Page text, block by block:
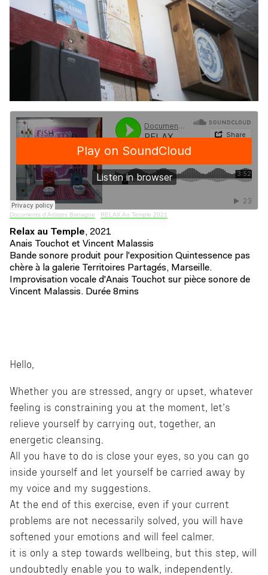
Documents d'Artistes Bretagne · RELAX Au Temple 2021
Relax au Temple, 2021
Anais Touchot et Vincent Malassis
Bande sonore produit pour l'exposition Quintessence pas
chère à la galerie Territoires Partagés, Marseille.
Improvisation vocale d'Anais Touchot sur pièce sonore de
Vincent Malassis. Durée 8mins
Hello,
Whether you are stressed, angry or upset, whatever
feeling is constraining you at the moment, let’s
relieve yourself by carrying out, together, an
energetic cleansing.
All you have to do is close your eyes, so you can go
inside yourself and let yourself be carried away by
my voice and my suggestions.
At the end of this exercise, even if your current
problems are not necessarily solved, you will have
softened your emotions and will feel calmer.
it is only a step towards wellbeing, but this step, will
undoubtedly enable you to walk, independently.